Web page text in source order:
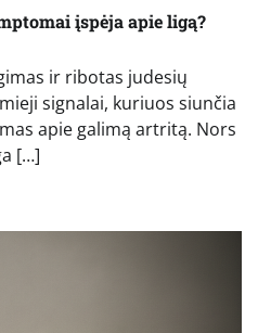
įspėja apie ligą?
ir ribotas judesių
signalai, kuriuos siunčia
apie galimą artritą. Nors
[…]